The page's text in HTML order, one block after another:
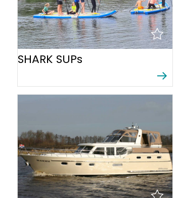
Routes
SHARK SUPs